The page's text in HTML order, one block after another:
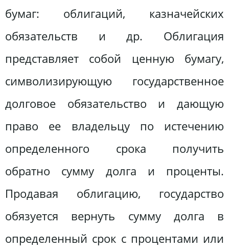
бумаг: облигаций, казначейских
обязательств и др. Облигация
представляет собой ценную бумагу,
символизирующую государственное
долговое обязательство и дающую
право ее владельцу по истечению
определенного срока получить
обратно сумму долга и проценты.
Продавая облигацию, государство
обязуется вернуть сумму долга в
определенный срок с процентами или